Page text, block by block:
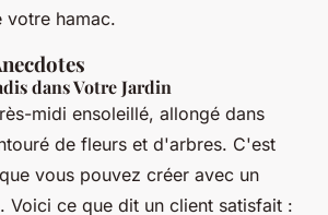
votre hamac.
dans Votre Jardin
midi ensoleillé, allongé dans
de fleurs et d'arbres. C'est
vous pouvez créer avec un
Voici ce que dit un client satisfait :